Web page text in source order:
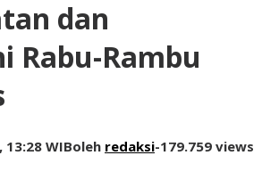
dan
Rabu-Rambu
13:28 WIBoleh redaksi-179.759 views